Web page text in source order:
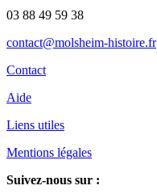
03 88 49 59 38
contact@molsheim-histoire.fr
Contact
Aide
Liens utiles
Mentions légales
Suivez-nous sur :